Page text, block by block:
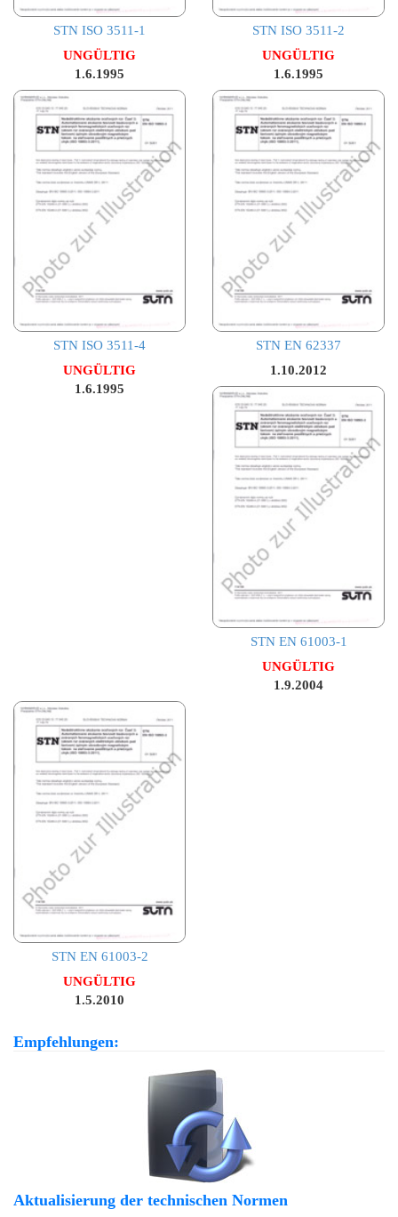
STN ISO 3511-1
UNGÜLTIG
1.6.1995
STN ISO 3511-2
UNGÜLTIG
1.6.1995
STN ISO 3511-4
UNGÜLTIG
1.6.1995
STN EN 62337
1.10.2012
STN EN 61003-1
UNGÜLTIG
1.9.2004
STN EN 61003-2
UNGÜLTIG
1.5.2010
Empfehlungen:
Aktualisierung der technischen Normen